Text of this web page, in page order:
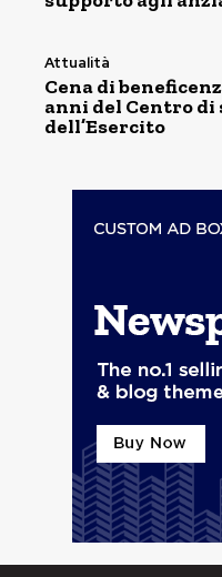
Attualità
Cena di
anni del Centro di
dell’Esercito